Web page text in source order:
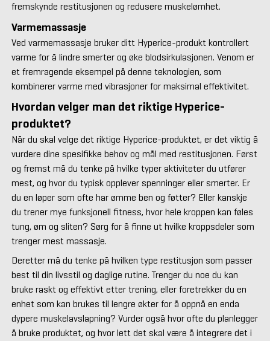
fremskynde restitusjonen og redusere muskelømhet.
Varmemassasje
Ved varmemassasje bruker ditt Hyperice-produkt kontrollert
varme for å lindre smerter og øke blodsirkulasjonen. Venom er
et fremragende eksempel på denne teknologien, som
kombinerer varme med vibrasjoner for maksimal effektivitet.
Hvordan velger man det riktige Hyperice-
produktet?
Når du skal velge det riktige Hyperice-produktet, er det viktig å
vurdere dine spesifikke behov og mål med restitusjonen. Først
og fremst må du tenke på hvilke typer aktiviteter du utfører
mest, og hvor du typisk opplever spenninger eller smerter. Er
du en løper som ofte har ømme ben og føtter? Eller kanskje
du trener mye funksjonell fitness, hvor hele kroppen kan føles
tung, øm og sliten? Sørg for å finne ut hvilke kroppsdeler som
trenger mest massasje.
Deretter må du tenke på hvilken type restitusjon som passer
best til din livsstil og daglige rutine. Trenger du noe du kan
bruke raskt og effektivt etter trening, eller foretrekker du en
enhet som kan brukes til lengre økter for å oppnå en enda
dypere muskelavslapning? Vurder også hvor ofte du planlegger
å bruke produktet, og hvor lett det skal være å integrere det i